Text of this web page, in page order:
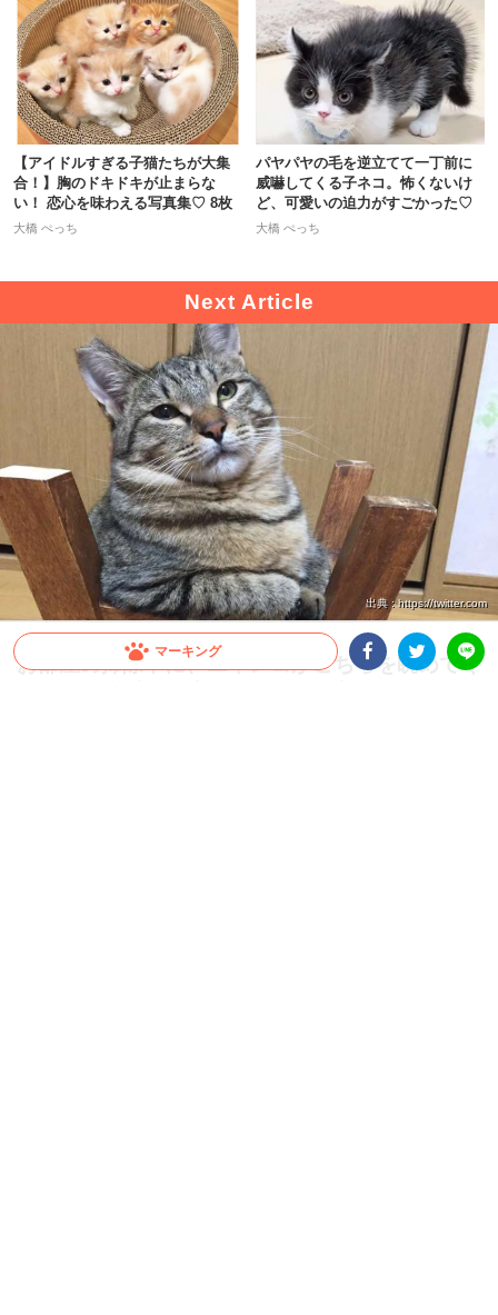
マーキング
【アイドルすぎる子猫たちが大集
合！】胸のドキドキが止まらな
い！ 恋心を味わえる写真集♡ 8枚
大橋 ぺっち
パヤパヤの毛を逆立てて一丁前に
威嚇してくる子ネコ。怖くないけ
ど、可愛いの迫力がすごかった♡
大橋 ぺっち
出典 : https://twitter.com
お部屋の掃除中に、ニャンコがこちらを眺めてく